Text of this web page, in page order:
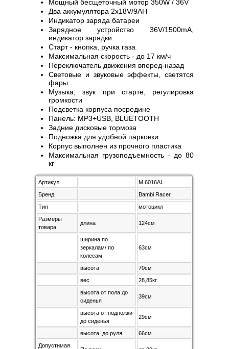
Мощный бесщеточный мотор 350W / 36V
Два аккумулятора 2х18V/9AH
Индикатор заряда батареи
Зарядное устройство 36V/1500mA,
индикатор зарядки
Старт - кнопка, ручка газа
Максимальная скорость - до 17 км/ч
Переключатель движения вперед-назад
Световые и звуковые эффекты, светятся
фары
Музыка, звук при старте, регулировка
громкости
Подсветка корпуса посредине
Панель: MP3+USB, BLUETOOTH
Задние дисковые тормоза
Подножка для удобной парковки
Корпус выполнен из прочного пластика
Максимальная грузоподъемность - до 80
кг
Артикул
M 6016AL
Бренд
Bambi Racer
Тип
мотоцикл
Размеры
товара
длина 124см
ширина по
зеркалам/ по
колесам
63см
высота
70см
вес
28,85кг
высота от пола до
сиденья
39см
высота от подножки
до сиденья
29см
высота до руля
66см
Допустимая